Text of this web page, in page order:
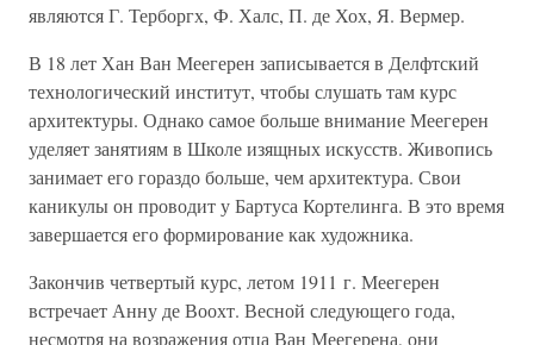
являются Г. Терборгх, Ф. Халс, П. де Хох, Я. Вермер.
В 18 лет Хан Ван Меегерен записывается в Делфтский
технологический институт, чтобы слушать там курс
архитектуры. Однако самое больше внимание Меегерен
уделяет занятиям в Школе изящных искусств. Живопись
занимает его гораздо больше, чем архитектура. Свои
каникулы он проводит у Бартуса Кортелинга. В это время
завершается его формирование как художника.
Закончив четвертый курс, летом 1911 г. Меегерен
встречает Анну де Воохт. Весной следующего года,
несмотря на возражения отца Ван Меегерена, они